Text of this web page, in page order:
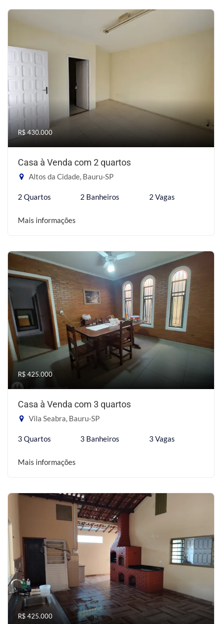
R$ 430.000
Casa à Venda com 2 quartos
Altos da Cidade, Bauru-SP
2 Quartos 2 Banheiros 2 Vagas
Mais informações
R$ 425.000
Casa à Venda com 3 quartos
Vila Seabra, Bauru-SP
3 Quartos 3 Banheiros 3 Vagas
Mais informações
R$ 425.000